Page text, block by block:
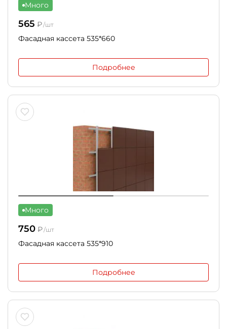
Много
565 ₽/шт
Фасадная кассета 535*660
Подробнее
Много
750 ₽/шт
Фасадная кассета 535*910
Подробнее